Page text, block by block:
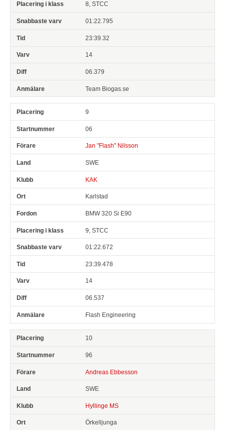
8, STCC
01:22.795
23:39.32
14
06.379
Team Biogas.se
9
06
Jan "Flash" Nilsson
SWE
KAK
Karlstad
BMW 320 Si E90
9, STCC
01:22.672
23:39.478
14
06.537
Flash Engineering
10
96
Andreas Ebbesson
SWE
Hyllinge MS
Örkelljunga